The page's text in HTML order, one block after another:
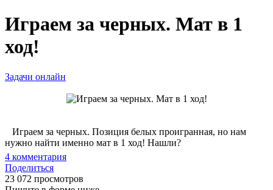
Играем за черных. Мат в 1
ход!
Задачи онлайн
Играем за черных. Позиция белых проигранная, но нам
нужно найти именно мат в 1 ход! Нашли?
4 комментария
Поделиться
23 072 просмотров